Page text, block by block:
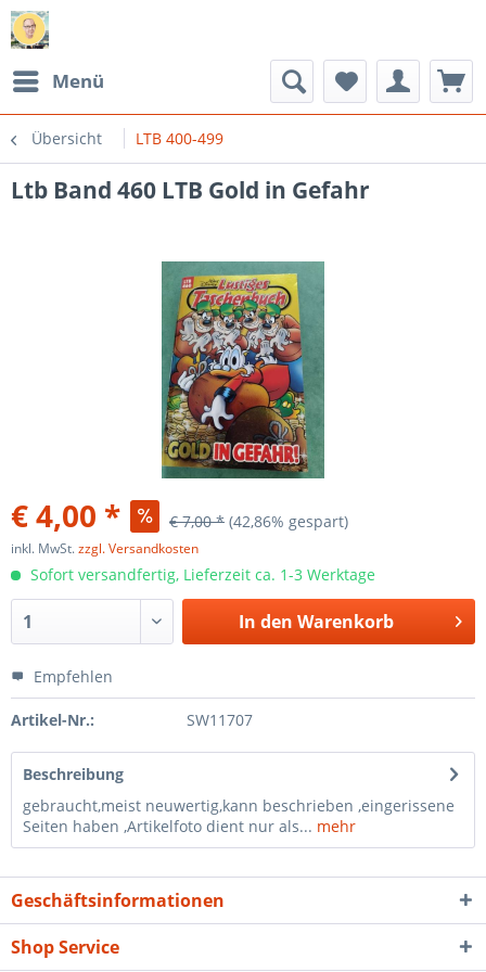
Menü
Übersicht LTB 400-499
Ltb Band 460 LTB Gold in Gefahr
€ 4,00 * € 7,00 * (42,86% gespart)
inkl. MwSt.zzgl. Versandkosten
Sofort versandfertig, Lieferzeit ca. 1-3 Werktage
In den Warenkorb
Empfehlen
Artikel-Nr.: SW11707
Beschreibung
gebraucht,meist neuwertig,kann beschrieben ,eingerissene
Seiten haben ,Artikelfoto dient nur als... mehr
Geschäftsinformationen
Shop Service